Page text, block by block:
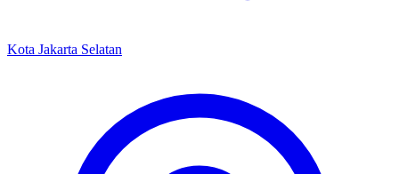
Kota Jakarta Selatan